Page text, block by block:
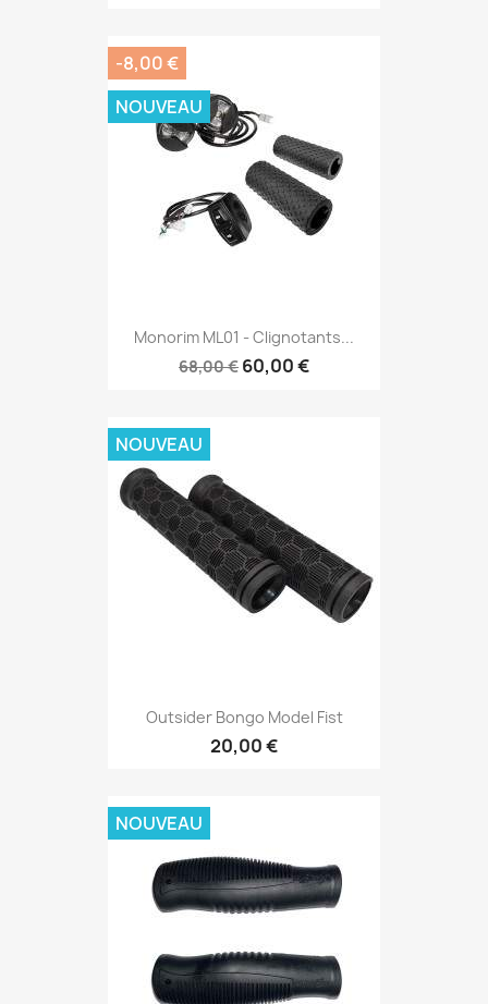
Monorim ML01 - Clignotants...
68,00 € 60,00 €
-8,00 €
NOUVEAU
Outsider Bongo Model Fist
20,00 €
NOUVEAU
NOUVEAU